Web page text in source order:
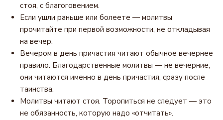
стоя, с благоговением.
Если ушли раньше или болеете — молитвы
прочитайте при первой возможности, не откладывая
на вечер.
Вечером в день причастия читают обычное вечернее
правило. Благодарственные молитвы — не вечерние,
они читаются именно в день причастия, сразу после
таинства.
Молитвы читают стоя. Торопиться не следует — это
не обязанность, которую надо «отчитать».